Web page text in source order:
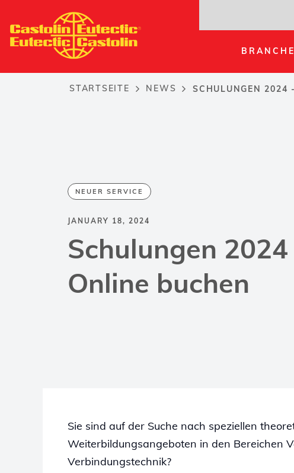
zum
Inhalt
STARTSEITE NEWS SCHULUNGEN 2024
NEUER SERVICE
JANUARY 18, 2024
Schulungen
Online buchen
Sie sind auf der Suche nach speziellen
Weiterbildungsangeboten in den Bereichen
Verbindungstechnik?